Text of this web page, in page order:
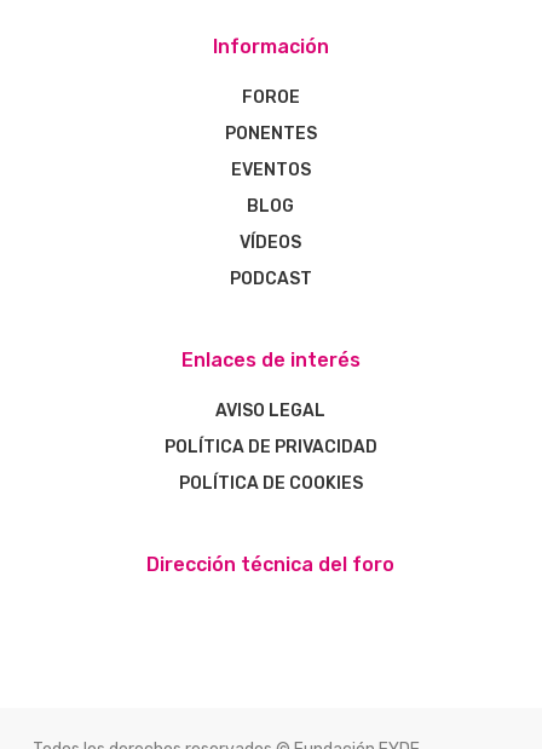
Información
FOROE
PONENTES
EVENTOS
BLOG
VÍDEOS
PODCAST
Enlaces de interés
AVISO LEGAL
POLÍTICA DE PRIVACIDAD
POLÍTICA DE COOKIES
Dirección técnica del foro